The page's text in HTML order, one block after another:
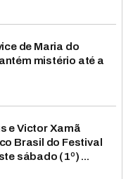
de Maria do
mistério até a
e Victor Xamã
Brasil do Festival
sábado (1º) ...